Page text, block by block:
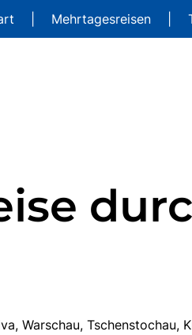
Mehrtagesreisen
Warschau, Tschenstochau,